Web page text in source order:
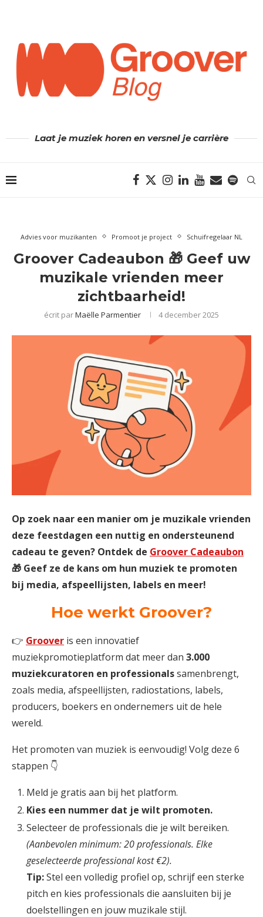
Laat je muziek horen en versnel je carrière
Advies voor muzikanten Promoot je project Schuifregelaar NL
Groover Cadeaubon 🎁 Geef uw
muzikale vrienden meer
zichtbaarheid!
écrit parMaëlle Parmentier 4 december 2025
Op zoek naar een manier om je muzikale vrienden
deze feestdagen een nuttig en ondersteunend
cadeau te geven? Ontdek de Groover Cadeaubon
🎁 Geef ze de kans om hun muziek te promoten
bij media, afspeellijsten, labels en meer!
Hoe werkt Groover?
👉 Groover is een innovatief
muziekpromotieplatform dat meer dan 3.000
muziekcuratoren en professionalssamenbrengt,
zoals media, afspeellijsten, radiostations, labels,
producers, boekers en ondernemers uit de hele
wereld.
Het promoten van muziek is eenvoudig! Volg deze 6
stappen 👇
Meld je gratis aan bij het platform.
Kies een nummer dat je wilt promoten.
Selecteer de professionals die je wilt bereiken.
(Aanbevolen minimum: 20 professionals. Elke
geselecteerde professional kost €2).
Tip:Stel een volledig profiel op, schrijf een sterke
pitch en kies professionals die aansluiten bij je
doelstellingen en jouw muzikale stijl.